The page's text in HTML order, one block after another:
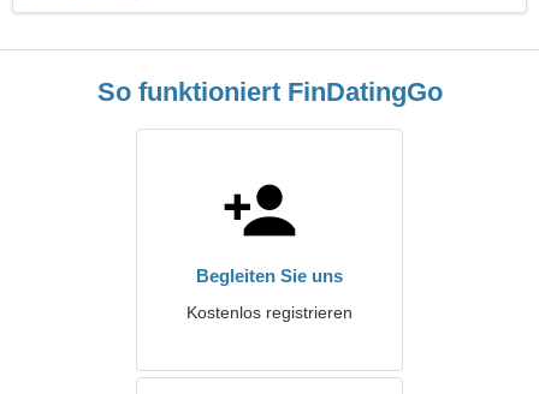
So funktioniert FinDatingGo
Begleiten Sie uns
Kostenlos registrieren